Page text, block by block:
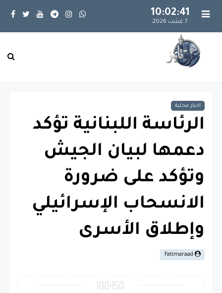
10:02:41
7 غشت 2026
اخبار محلية
الرئاسة اللبنانية تؤكد
دعمها لبيان الجيش
وتؤكد على ضرورة
الانسحاب الإسرائيلي
وإطلاق الأسرى
Fatimaraad